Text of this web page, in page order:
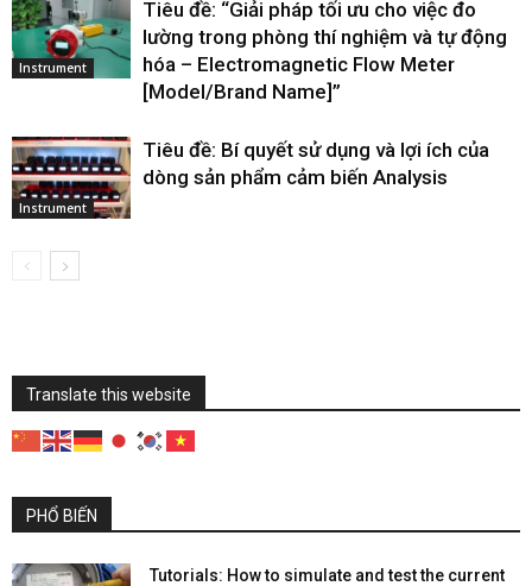
Instrument
Tiêu đề: “Giải pháp tối ưu cho việc đo
lường trong phòng thí nghiệm và tự động
hóa – Electromagnetic Flow Meter
[Model/Brand Name]”
Instrument
Tiêu đề: Bí quyết sử dụng và lợi ích của
dòng sản phẩm cảm biến Analysis
Translate this website
PHỔ BIẾN
Tutorials: How to simulate and test the current